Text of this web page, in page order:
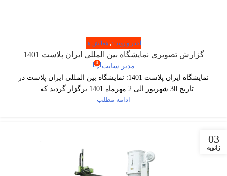
اخبار و رویداد, همایش ها
گزارش تصویری نمایشگاه بین المللی ایران پلاست 1401
مدیر سایت 0
نمایشگاه ایران پلاست 1401: نمایشگاه بین المللی ایران پلاست در
تاریخ 30 شهریور الی 2 مهرماه 1401 برگزار گردید که...
ادامه مطلب
03
ژانویه